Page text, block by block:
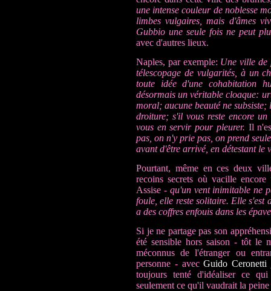
une intense couleur de noblesse
limbes vulgaires, mais d'âmes
Gubbio une seule fois ne peut
avec d'autres lieux.
Naples, par exemple: Une ville de
télescopage de vulgarités, à un
toute idée d'une cohabitation
désormais un véritable cloaque:
moral; aucune beauté ne
droiture; s'il vous reste encore un
vous en servir pour pleurer. Il
pas, on n'y prie pas, on prend
avant d'être arrivé, en détestant le
Pourtant, même en ces deux
recoins secrets où vacille
Assise - qu'un vent inimitable ne
foule, elle reste solitaire. Elle
a des coffres enfouis dans les
Si je ne partage pas son
été sensible hors saison - tôt le
méconnus de l'étranger ou
personne - avecGuido Ceronetti
toujours tenté d'idéaliser ce
seulement ce qu'il vaudrait la